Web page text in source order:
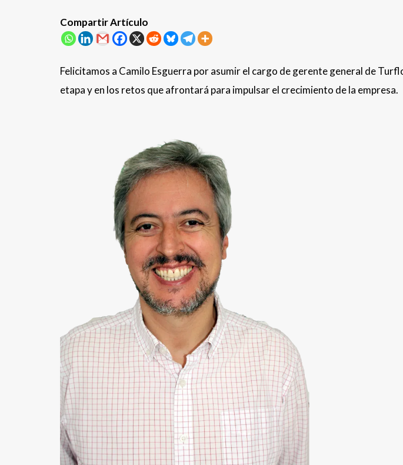
Compartir Artículo
Felicitamos a Camilo Esguerra por asumir el cargo de gerente general de
etapa y en los retos que afrontará para impulsar el crecimiento de la empresa.